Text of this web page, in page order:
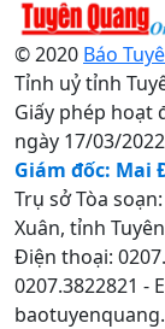
© 2020 Báo
Tỉnh uỷ tỉnh
Giấy phép hoạt
ngày 17/03/2022
Giám đốc: Mai
Trụ sở Tòa
Xuân, tỉnh
Điện thoại:
0207.3822821 -